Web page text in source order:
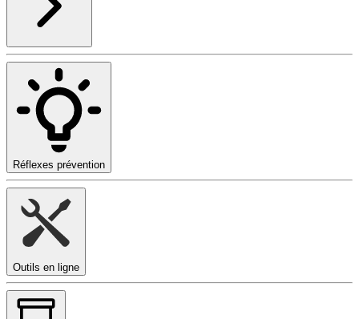
Réflexes prévention
Outils en ligne